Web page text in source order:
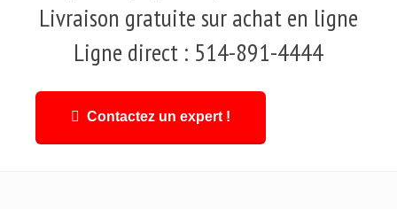
Livraison gratuite sur achat en ligne
Ligne direct : 514-891-4444
Contactez un expert !